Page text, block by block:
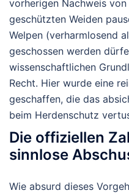
vorherigen Nachweis
geschützten Weiden
Welpen (verharmlosend
geschossen werden
wissenschaftlichen
Recht. Hier wurde eine
geschaffen, die das
beim Herdenschutz
Die offiziellen
sinnlose
Wie absurd dieses